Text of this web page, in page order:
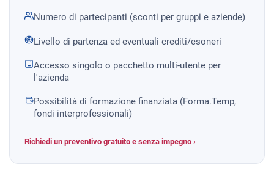
Numero di partecipanti (sconti per gruppi e aziende)
Livello di partenza ed eventuali crediti/esoneri
Accesso singolo o pacchetto multi-utente per
l'azienda
Possibilità di formazione finanziata (Forma.Temp,
fondi interprofessionali)
Richiedi un preventivo gratuito e senza impegno ›